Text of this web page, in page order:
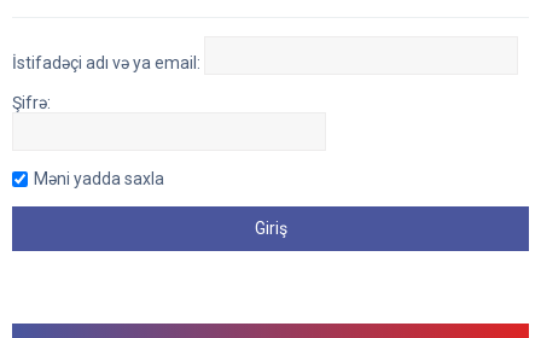
İstifadəçi adı və ya email:
Şifrə:
Məni yadda saxla